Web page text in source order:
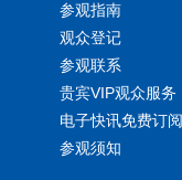
参观指南
观众登记
参观联系
贵宾VIP观众服务
电子快讯免费订阅
参观须知